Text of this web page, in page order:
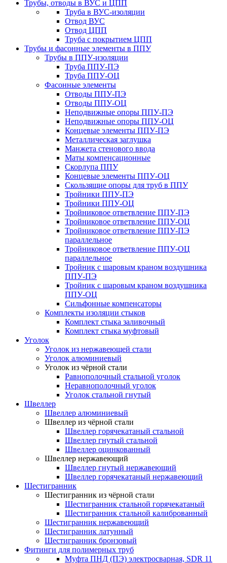
Трубы, отводы в ВУС и ЦПП
Труба в ВУС-изоляции
Отвод ВУС
Отвод ЦПП
Труба с покрытием ЦПП
Трубы и фасонные элементы в ППУ
Трубы в ППУ-изоляции
Труба ППУ-ПЭ
Труба ППУ-ОЦ
Фасонные элементы
Отводы ППУ-ПЭ
Отводы ППУ-ОЦ
Неподвижные опоры ППУ-ПЭ
Неподвижные опоры ППУ-ОЦ
Концевые элементы ППУ-ПЭ
Металлическая заглушка
Манжета стенового ввода
Маты компенсационные
Скорлупа ППУ
Концевые элементы ППУ-ОЦ
Скользящие опоры для труб в ППУ
Тройники ППУ-ПЭ
Тройники ППУ-ОЦ
Тройниковое ответвление ППУ-ПЭ
Тройниковое ответвление ППУ-ОЦ
Тройниковое ответвление ППУ-ПЭ
параллельное
Тройниковое ответвление ППУ-ОЦ
параллельное
Тройник с шаровым краном воздушника
ППУ-ПЭ
Тройник с шаровым краном воздушника
ППУ-ОЦ
Сильфонные компенсаторы
Комплекты изоляции стыков
Комплект стыка заливочный
Комплект стыка муфтовый
Уголок
Уголок из нержавеющей стали
Уголок алюминиевый
Уголок из чёрной стали
Равнополочный стальной уголок
Неравнополочный уголок
Уголок стальной гнутый
Швеллер
Швеллер алюминиевый
Швеллер из чёрной стали
Швеллер горячекатаный стальной
Швеллер гнутый стальной
Швеллер оцинкованный
Швеллер нержавеющий
Швеллер гнутый нержавеющий
Швеллер горячекатаный нержавеющий
Шестигранник
Шестигранник из чёрной стали
Шестигранник стальной горячекатаный
Шестигранник стальной калиброванный
Шестигранник нержавеющий
Шестигранник латунный
Шестигранник бронзовый
Фитинги для полимерных труб
Муфта ПНД (ПЭ) электросварная, SDR 11